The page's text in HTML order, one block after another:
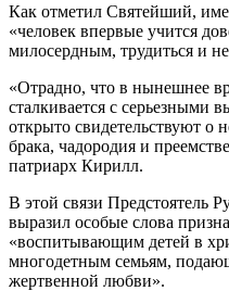
Как отметил Святейший,
«человек впервые учится
милосердным, трудиться и
«Отрадно, что в нынешнее
сталкивается с серьезными
открыто свидетельствуют о
брака, чадородия и
патриарх Кирилл.
В этой связи Предстоятель
выразил особые слова
«воспитывающим детей в
многодетным семьям,
жертвенной любви».